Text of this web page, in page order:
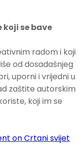
se bave
radom i koji
od dosadašnjeg
uporni i vrijedni u
zaštite autorskim
koji im se
on Crtani svijet